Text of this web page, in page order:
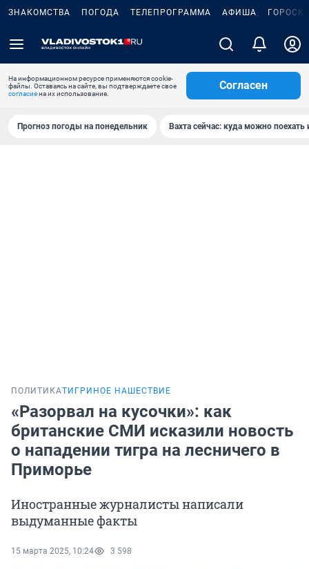
ЗНАКОМСТВА ПОГОДА ТЕЛЕПРОГРАММА АФИША
На информационном ресурсе применяются cookie-
файлы. Оставаясь на сайте, вы подтверждаете свое
согласиена их использование.
Согласен
Прогноз погоды на понедельник Вахта сейчас: куда можно поехать
ПОЛИТИКАТИГРИНОЕ НАШЕСТВИЕ
«Разорвал на кусочки»: как
британские СМИ исказили новость
о нападении тигра на лесничего в
Приморье
Иностранные журналисты написали
выдуманные факты
15 марта 2025, 10:24 3 598